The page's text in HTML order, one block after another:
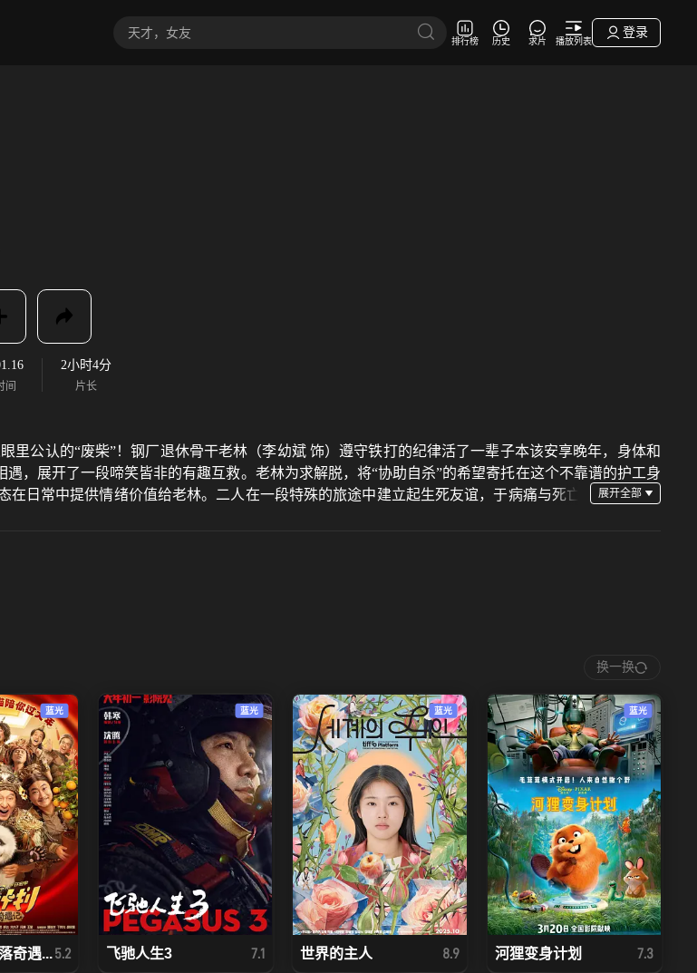
排行榜 历史 求片 播放列表
登录
间
2小时4分
片长
里公认的“废柴”！钢厂退休骨干老林（李幼斌 饰）遵守铁打的纪律活了一辈子本该安享晚年，身体和
，展开了一段啼笑皆非的有趣互救。老林为求解脱，将“协助自杀”的希望寄托在这个不靠谱的护工身
日常中提供情绪价值给老林。二人在一段特殊的旅途中建立起生死友谊，于病痛与死亡
换一换
蓝光
奇遇...5.2
蓝光
飞驰人生3 7.1
蓝光
世界的主人 8.9
蓝光
河狸变身计划 7.3